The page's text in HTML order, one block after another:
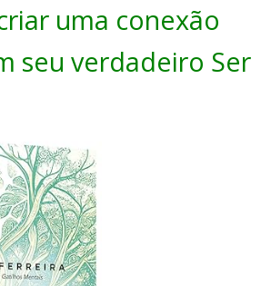
uma conexão
seu verdadeiro Ser